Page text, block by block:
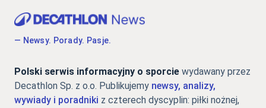
— Newsy. Porady. Pasje.
Polski serwis informacyjny o sporcie wydawany przez
Decathlon Sp. z o.o. Publikujemy newsy, analizy,
wywiady i poradniki z czterech dyscyplin: piłki nożnej,